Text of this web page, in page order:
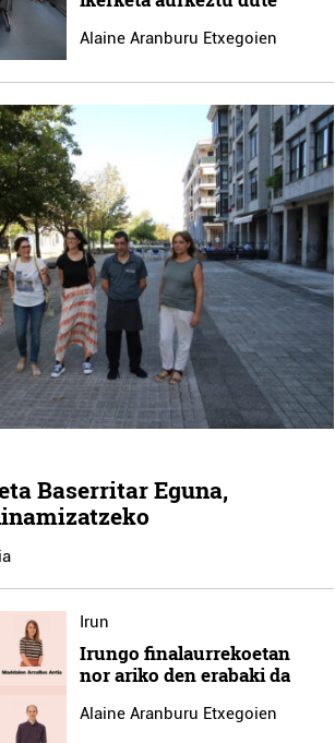
Alaine Aranburu Etxegoien
Baserritar Eguna,
Irun
Irungo finalaurrekoetan
nor ariko den erabaki da
Alaine Aranburu Etxegoien